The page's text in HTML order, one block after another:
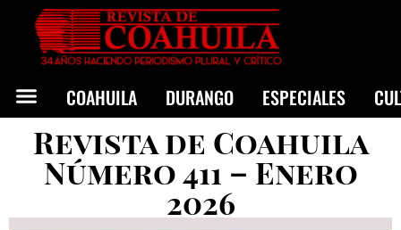
COAHUILA DURANGO ESPECIALES
Revista de Coahuila
Número 411 – Enero
2026